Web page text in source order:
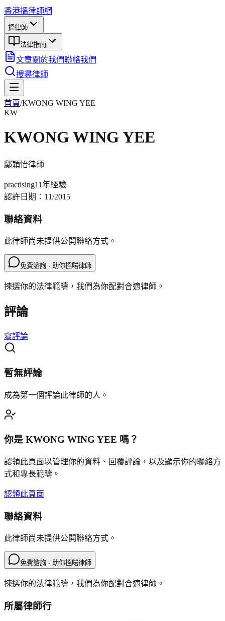
香港搵律師網
搵律師
法律指南
文章關於我們聯絡我們
搜尋律師
首頁/KWONG WING YEE
KW
KWONG WING YEE
鄺穎怡律師
practising11年經驗
認許日期： 11/2015
聯絡資料
此律師尚未提供公開聯絡方式。
免費諮詢 · 助你搵啱律師
揀選你的法律範疇，我們為你配對合適律師。
評論
寫評論
暫無評論
成為第一個評論此律師的人。
你是 KWONG WING YEE 嗎？
認領此頁面以管理你的資料、回覆評論，以及顯示你的聯絡方
式和專長範疇。
認領此頁面
聯絡資料
此律師尚未提供公開聯絡方式。
免費諮詢 · 助你搵啱律師
揀選你的法律範疇，我們為你配對合適律師。
所屬律師行